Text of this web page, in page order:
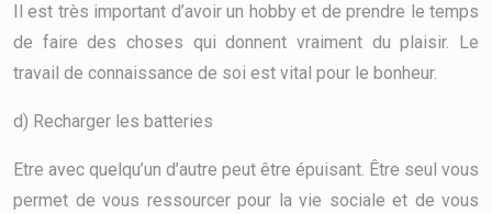
Il est très important d’avoir un hobby et de prendre le temps
de faire des choses qui donnent vraiment du plaisir. Le
travail de connaissance de soi est vital pour le bonheur.
d) Recharger les batteries
Etre avec quelqu’un d’autre peut être épuisant. Être seul vous
permet de vous ressourcer pour la vie sociale et de vous